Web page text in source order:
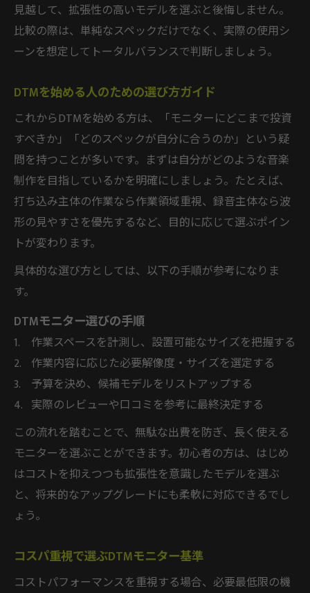
見越して、拡張性の高いモデルを選ぶと後悔しません。
比較の際は、単純なスペックだけでなく、実際の使用シ
ーンを想定してトータルバランスで判断しましょう。
DTMを始める人のための選び方ガイド
これからDTMを始める方は、「モニターにどこまで投資
すべきか」「どのスペックが自分に合うのか」という疑
問を持つことが多いです。まずは自分がどのような音楽
制作を目指しているかを明確にしましょう。たとえば、
打ち込み主体の作業なら作業領域重視、録音主体なら波
形の見やすさを優先するなど、目的に応じて選ぶポイン
トが変わります。
具体的な選び方としては、以下の手順が参考になりま
す。
DTMモニター選びの手順
作業スペースを計測し、設置可能なサイズを把握する
作業内容に応じた必要解像度・サイズを選定する
予算を決め、候補モデルをリストアップする
実際のレビューや口コミを参考に最終決定する
この流れを踏むことで、無駄な出費を防ぎ、長く使える
モニターを選ぶことができます。初心者の方は、はじめ
はコストを抑えつつも拡張性を意識したモデルを選ぶ
と、将来的なアップグレードにも柔軟に対応できるでし
ょう。
コスパ重視で選ぶDTMモニター基準
コストパフォーマンスを重視する場合、必要最低限の機